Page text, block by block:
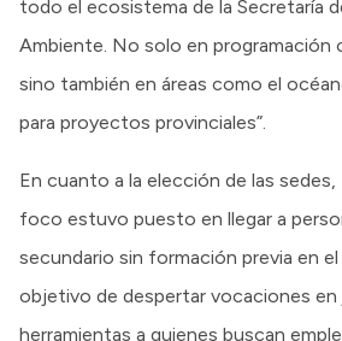
todo el ecosistema de la Secretaría
Ambiente. No solo en programación
sino también en áreas como el
para proyectos provinciales”.
En cuanto a la elección de las
foco estuvo puesto en llegar a
secundario sin formación previa en
objetivo de despertar vocaciones en
herramientas a quienes buscan